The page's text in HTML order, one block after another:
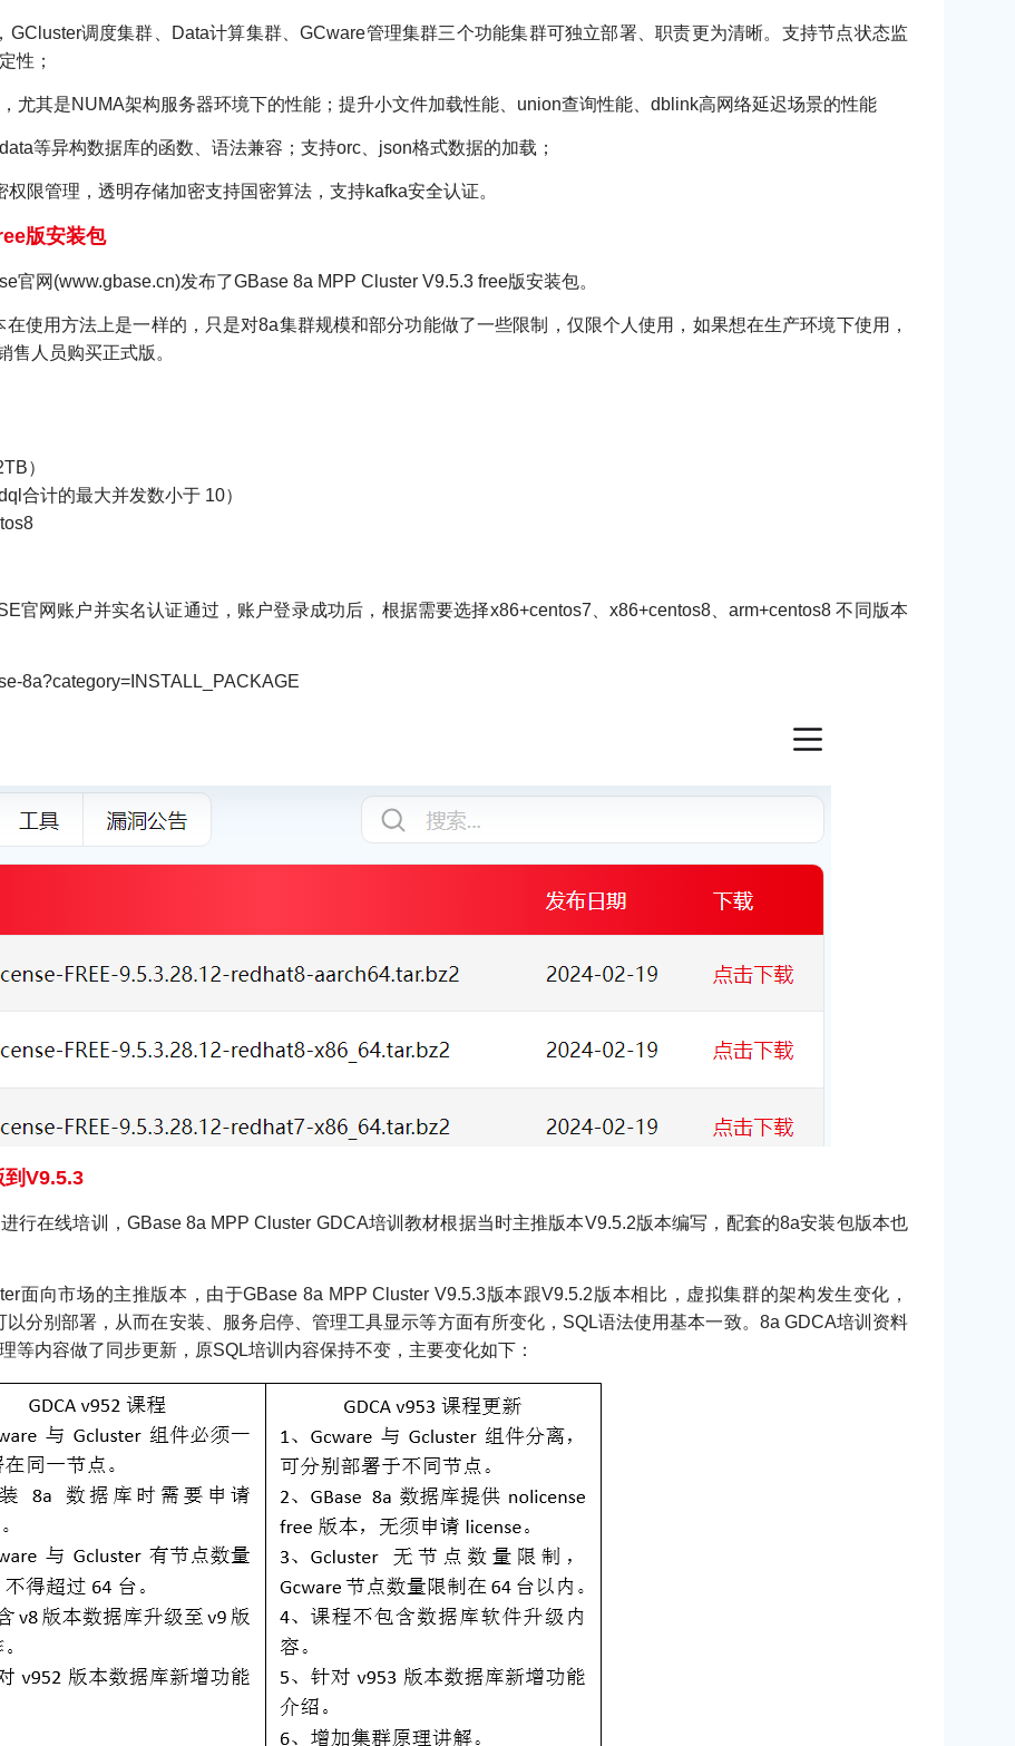
GCluster调度集群、Data计算集群、GCware管理集群三个功能集群可独立部署、职责更为清晰。支持节点状态监
性；
尤其是NUMA架构服务器环境下的性能；提升小文件加载性能、union查询性能、dblink高网络延迟场景的性能
等异构数据库的函数、语法兼容；支持orc、json格式数据的加载；
限管理，透明存储加密支持国密算法，支持kafka安全认证。
版安装包
官网(www.gbase.cn)发布了GBase 8a MPP Cluster V9.5.3 free版安装包。
使用方法上是一样的，只是对8a集群规模和部分功能做了一些限制，仅限个人使用，如果想在生产环境下使用，
售人员购买正式版。
）
合计的最大并发数小于 10）
官网账户并实名认证通过，账户登录成功后，根据需要选择x86+centos7、x86+centos8、arm+centos8 不同版本
8a?category=INSTALL_PACKAGE
V9.5.3
行在线培训，GBase 8a MPP Cluster GDCA培训教材根据当时主推版本V9.5.2版本编写，配套的8a安装包版本也
面向市场的主推版本，由于GBase 8a MPP Cluster V9.5.3版本跟V9.5.2版本相比，虚拟集群的架构发生变化，
分别部署，从而在安装、服务启停、管理工具显示等方面有所变化，SQL语法使用基本一致。8a GDCA培训资料
等内容做了同步更新，原SQL培训内容保持不变，主要变化如下：